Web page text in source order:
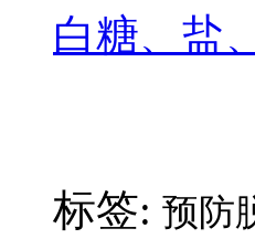
白糖、盐
标签: 预防